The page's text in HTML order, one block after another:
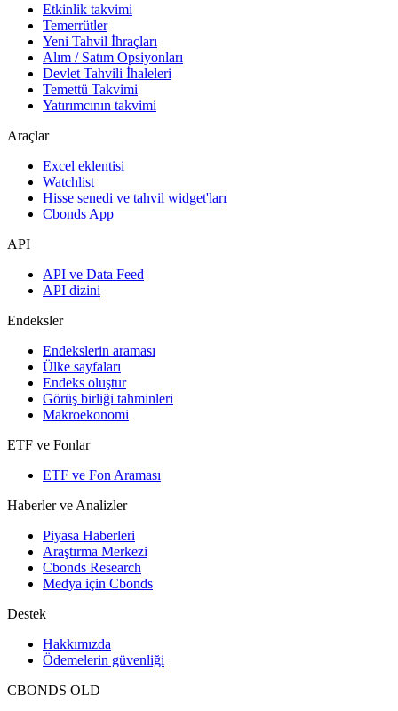
Etkinlik takvimi
Temerrütler
Yeni Tahvil İhraçları
Alım / Satım Opsiyonları
Devlet Tahvili İhaleleri
Temettü Takvimi
Yatırımcının takvimi
Araçlar
Excel eklentisi
Watchlist
Hisse senedi ve tahvil widget'ları
Cbonds App
API
API ve Data Feed
API dizini
Endeksler
Endekslerin araması
Ülke sayfaları
Endeks oluştur
Görüş birliği tahminleri
Makroekonomi
ETF ve Fonlar
ETF ve Fon Araması
Haberler ve Analizler
Piyasa Haberleri
Araştırma Merkezi
Cbonds Research
Medya için Cbonds
Destek
Hakkımızda
Ödemelerin güvenliği
CBONDS OLD